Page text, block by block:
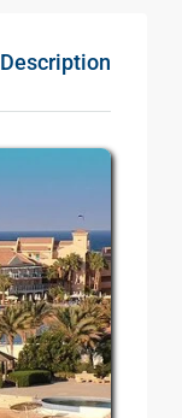
Description